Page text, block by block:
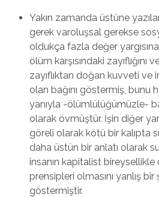
Yakın zamanda üstüne
gerek varoluşsal gerekse
oldukça fazla değer
ölüm karşısındaki zayıflığını
zayıflıktan doğan kuvveti ve
olan bağını göstermiş, bunu
yanıyla -ölümlülüğümüzle-
olarak övmüştür. İşin diğer
göreli olarak kötü bir kalıpta
daha üstün bir anlatı olarak
insanın kapitalist bireysellikle
prensipleri olmasını yanlış
göstermiştir.